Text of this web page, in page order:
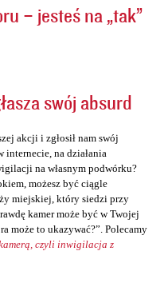
– jesteś na „tak”
swój absurd
akcji i zgłosił nam swój
internecie, na działania
na własnym podwórku?
możesz być ciągle
miejskiej, który siedzi przy
kamer może być w Twojej
może to ukazywać?”. Polecamy
czyli inwigilacja z